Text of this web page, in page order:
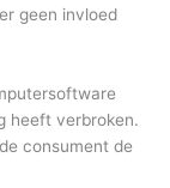
geen invloed
heeft verbroken.
consument de